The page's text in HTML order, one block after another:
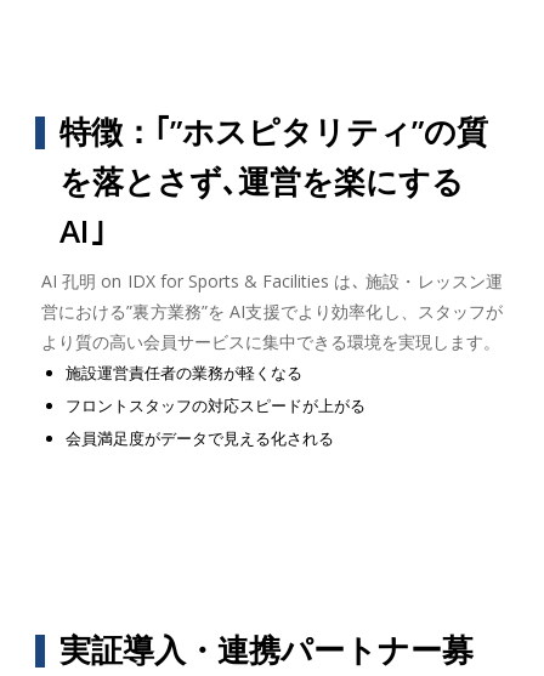
特徴：｢”ホスピタリティ”の質
を落とさず､運営を楽にする
AI｣
AI 孔明 on IDX for Sports & Facilities は､ 施設・レッスン運
営における”裏方業務”を AI支援でより効率化し、スタッフが
より質の高い会員サービスに集中できる環境を実現します。
施設運営責任者の業務が軽くなる
フロントスタッフの対応スピードが上がる
会員満足度がデータで見える化される
実証導入・連携パートナー募